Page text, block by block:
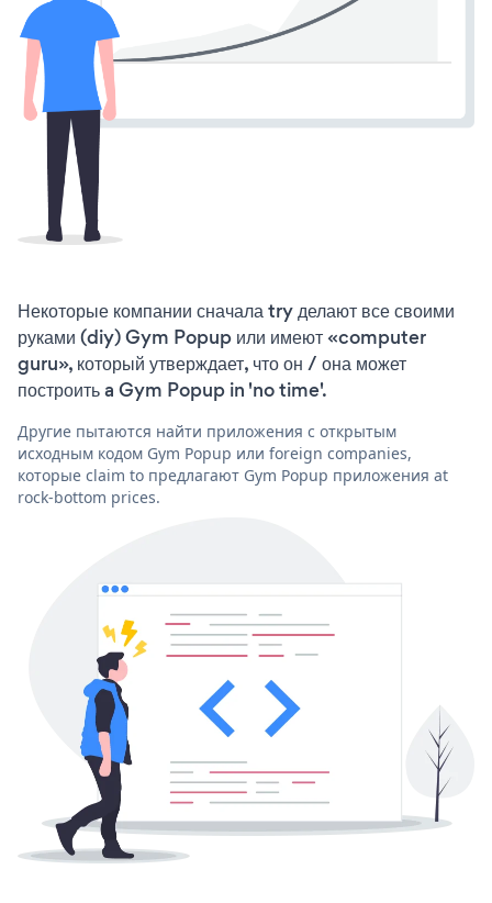
Некоторые компании сначала try делают все своими
руками (diy) Gym Popup или имеют «computer
guru», который утверждает, что он / она может
построить a Gym Popup in 'no time'.
Другие пытаются найти приложения с открытым
исходным кодом Gym Popup или foreign companies,
которые claim to предлагают Gym Popup приложения at
rock-bottom prices.